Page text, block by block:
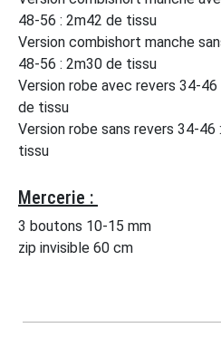
48-56 : 2m42 de tissu
Version combishort manche
48-56 : 2m30 de tissu
Version robe avec revers 34-
de tissu
Version robe sans revers 34-
tissu
Mercerie :
3 boutons 10-15 mm
zip invisible 60 cm